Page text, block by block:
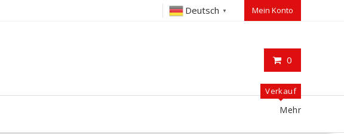
Deutsch ▼ Mein Konto
0
Verkauf
Mehr